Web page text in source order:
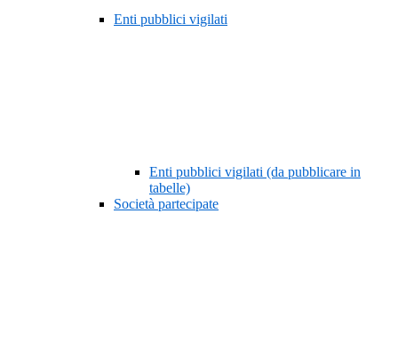
Enti pubblici vigilati
Enti pubblici vigilati (da pubblicare in
tabelle)
Società partecipate